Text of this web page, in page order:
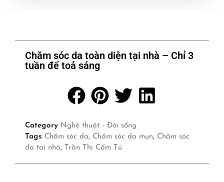
Chăm sóc da toàn diện tại nhà – Chỉ 3
tuần để toả sáng
Category Nghệ thuật - Đời sống
Tags Chăm sóc da, Chăm sóc da mụn, Chăm sóc
da tại nhà, Trần Thị Cẩm Tú